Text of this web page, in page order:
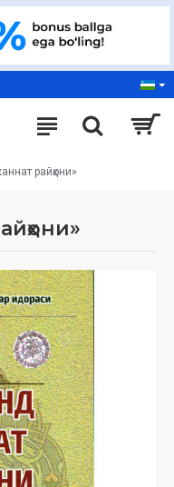
райҳони»